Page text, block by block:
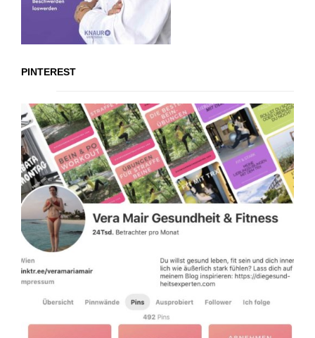
PINTEREST